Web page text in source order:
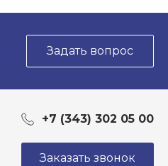
Задать вопрос
+7 (343) 302 05 00
Заказать звонок